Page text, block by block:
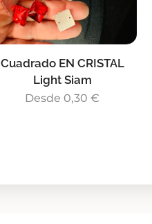
Cuadrado EN CRISTAL
Light Siam
Desde 0,30 €